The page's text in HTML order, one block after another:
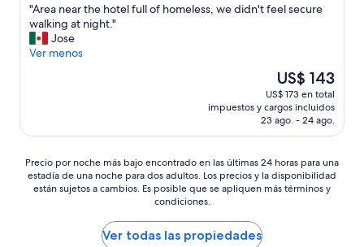
n
p
c
s
"
10,
Magnífico,
(357
opiniones)
"
A
e
t
e
h
"Area near the hotel full of homeless, we didn't feel secure
walking at night."
Jose
Ver menos
El
precio
actual
es
de
US$ 143
US$ 173 en total
impuestos y cargos incluidos
23 ago. - 24 ago.
Precio
por
noche
Precio por noche más bajo encontrado en las últimas 24 horas para una
estadía de una noche para dos adultos. Los precios y la disponibilidad
están sujetos a cambios. Es posible que se apliquen más términos y
condiciones.
Ver todas las propiedades